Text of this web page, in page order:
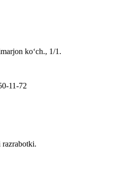
koʻch., 1/1.
11-72